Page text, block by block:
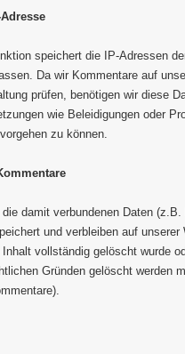
speichert die IP-Adressen
Da wir Kommentare auf
prüfen, benötigen wir diese
wie Beleidigungen oder
zu können.
damit verbundenen Daten (z.B.
und verbleiben auf unserer
vollständig gelöscht wurde
Gründen gelöscht werden